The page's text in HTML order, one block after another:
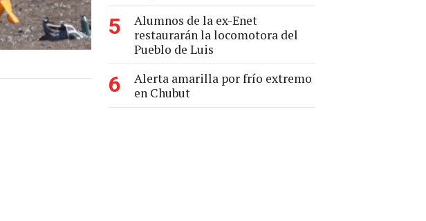
5
Alumnos de la ex-Enet
restaurarán la locomotora del
Pueblo de Luis
6
Alerta amarilla por frío extremo
en Chubut